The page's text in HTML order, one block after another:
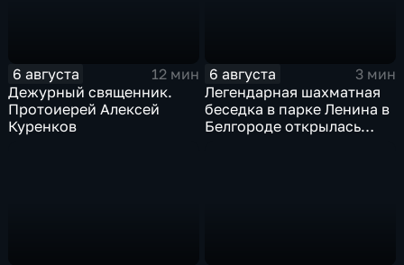
6 августа
12 мин
Дежурный священник.
Протоиерей Алексей
Куренков
6 августа
3 мин
Легендарная шахматная
беседка в парке Ленина в
Белгороде открылась